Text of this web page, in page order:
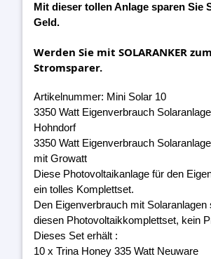
Mit dieser tollen Anlage sparen Sie
Geld.
Werden Sie mit SOLARANKER zum
Stromsparer.
Artikelnummer: Mini Solar 10
3350 Watt Eigenverbrauch
Hohndorf
3350 Watt Eigenverbrauch
mit Growatt
Diese Photovoltaikanlage für den
ein tolles Komplettset.
Den Eigenverbrauch mit Solaranlagen
diesen Photovoltaikkomplettset, kein
Dieses Set erhält :
10 x Trina Honey 335 Watt Neuware